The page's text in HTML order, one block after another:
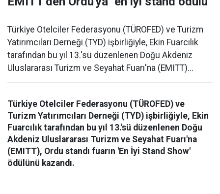
Türkiye Otelciler Federasyonu (TÜROFED) ve Turizm
Yatırımcıları Derneği (TYD) işbirliğiyle, Ekin Fuarcılık
tarafından bu yıl 13.'sü düzenlenen Doğu Akdeniz
Uluslararası Turizm ve Seyahat Fuarı'na (EMITT)...
Türkiye Otelciler Federasyonu (TÜROFED) ve
Turizm Yatırımcıları Derneği (TYD) işbirliğiyle, Ekin
Fuarcılık tarafından bu yıl 13.'sü düzenlenen Doğu
Akdeniz Uluslararası Turizm ve Seyahat Fuarı'na
(EMITT), Ordu standı fuarın 'En İyi Stand Show'
ödülünü kazandı.